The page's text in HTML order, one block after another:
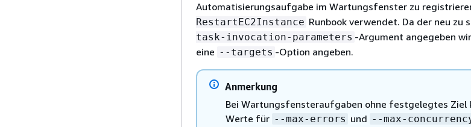
Automatisierungsaufgabe im Wartungsfenster zu
RestartEC2Instance Runbook verwendet. Da der neu zu
task-invocation-parameters -Argument angegeben
eine --targets -Option angeben.
Anmerkung
Bei Wartungsfensteraufgaben ohne festgelegtes Ziel
Werte für --max-errors und --max-